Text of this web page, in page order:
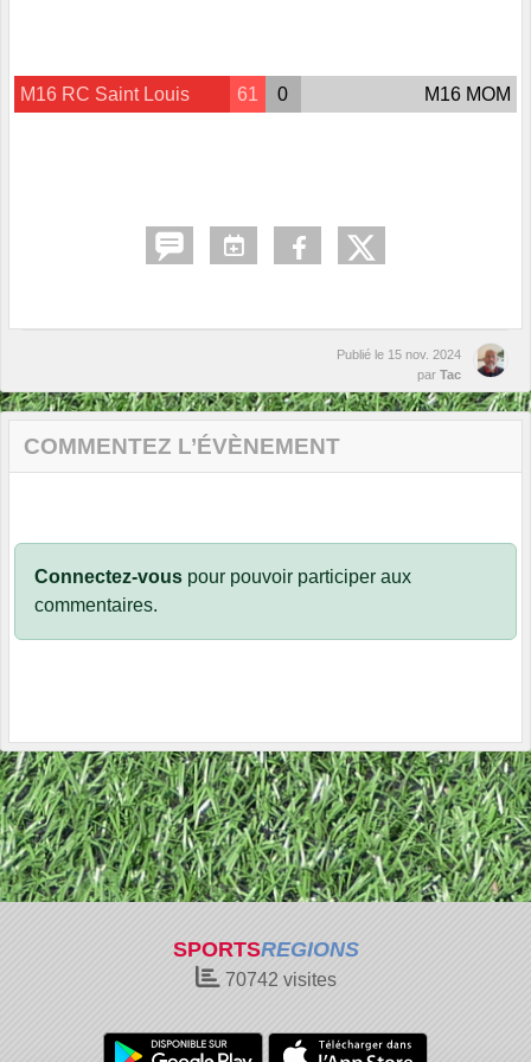
M16 RC Saint Louis 61 0 M16 MOM
Publié le 15 nov. 2024
par Tac
COMMENTEZ L’ÉVÈNEMENT
Connectez-vous pour pouvoir participer aux
commentaires.
SPORTSREGIONS
70742 visites